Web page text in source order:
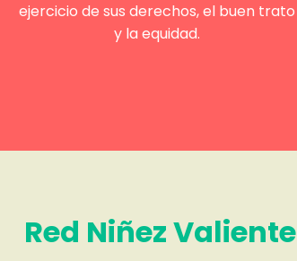
ejercicio de sus derechos, el buen trato
y la equidad.
Red Niñez Valiente